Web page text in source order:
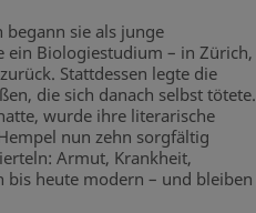
sie als junge
ein Biologiestudium – in Zürich,
Stattdessen legte die
die sich danach selbst tötete.
wurde ihre literarische
nun zehn sorgfältig
Armut, Krankheit,
heute modern – und bleiben